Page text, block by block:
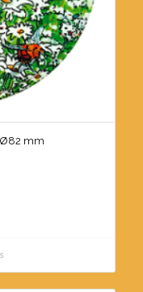
Ø82 mm